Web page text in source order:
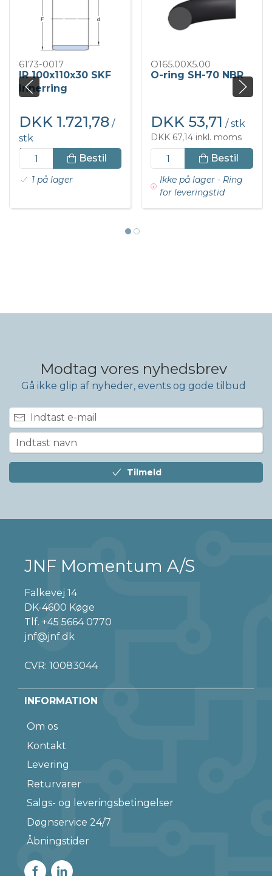
6173-0017
IR 100x110x30 SKF
Innerring
DKK 1.721,78 /
stk
DKK 2.152,22 inkl. moms
Bestil
1 på lager
O165.00X5.00
O-ring SH-70 NBR
DKK 53,71 / stk
DKK 67,14 inkl. moms
Bestil
Ikke på lager - Ring
for leveringstid
Modtag vores nyhedsbrev
Gå ikke glip af nyheder, events og gode tilbud
Tilmeld
JNF Momentum A/S
Falkevej 14
DK-4600 Køge
Tlf. +45 5664 0770
jnf@jnf.dk
CVR: 10083044
INFORMATION
Om os
Kontakt
Levering
Returvarer
Salgs- og leveringsbetingelser
Døgnservice 24/7
Åbningstider